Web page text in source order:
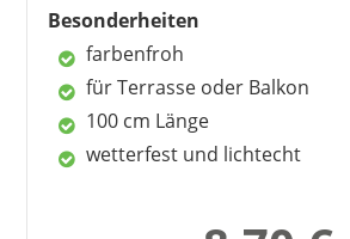
Besonderheiten
farbenfroh
für Terrasse oder Balkon
100 cm Länge
wetterfest und lichtecht